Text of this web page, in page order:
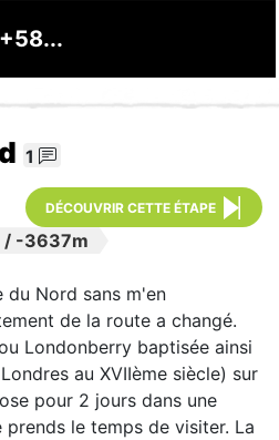
+58...
1
DÉCOUVRIR CETTE ÉTAPE
/ -3637m
du Nord sans m'en
de la route a changé.
Londonberry baptisée ainsi
au XVIIème siècle) sur
pour 2 jours dans une
prends le temps de visiter. La